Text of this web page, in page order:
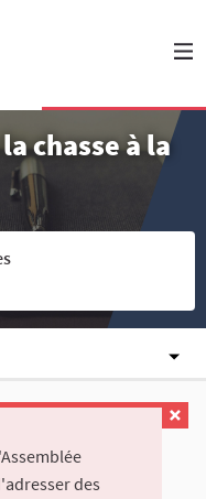
chasse à la
des